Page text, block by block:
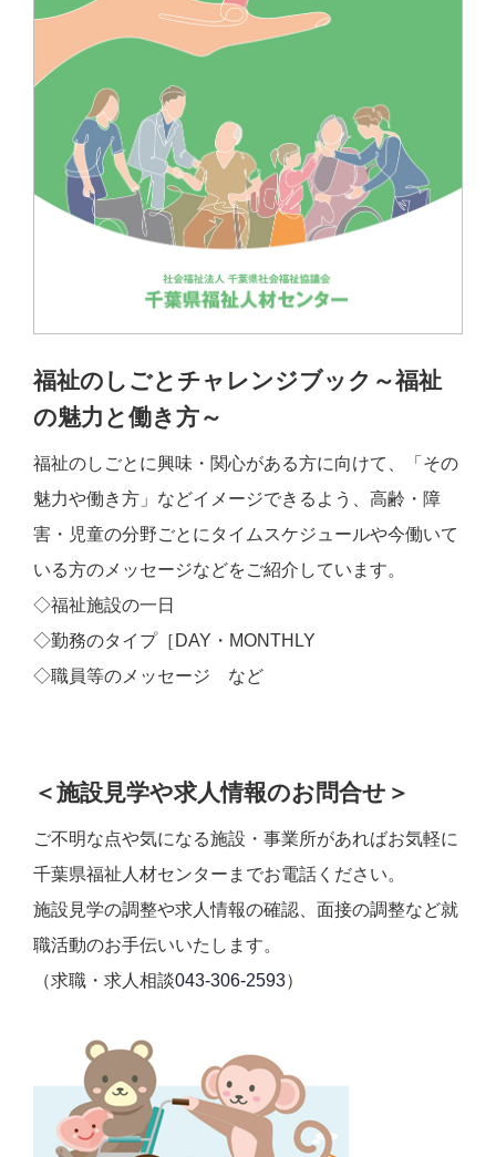
福祉のしごとチャレンジブック～福祉
の魅力と働き方～
福祉のしごとに興味・関心がある方に向けて、「その
魅力や働き方」などイメージできるよう、高齢・障
害・児童の分野ごとにタイムスケジュールや今働いて
いる方のメッセージなどをご紹介しています。
◇福祉施設の一日
◇勤務のタイプ［DAY・MONTHLY
◇職員等のメッセージ など
＜施設見学や求人情報のお問合せ＞
ご不明な点や気になる施設・事業所があればお気軽に
千葉県福祉人材センターまでお電話ください。
施設見学の調整や求人情報の確認、面接の調整など就
職活動のお手伝いいたします。
（求職・求人相談043-306-2593）